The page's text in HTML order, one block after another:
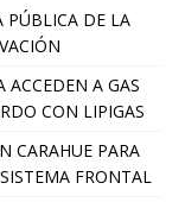
PÚBLICA DE LA
ACCEDEN A GAS
CON LIPIGAS
CARAHUE PARA
FRONTAL